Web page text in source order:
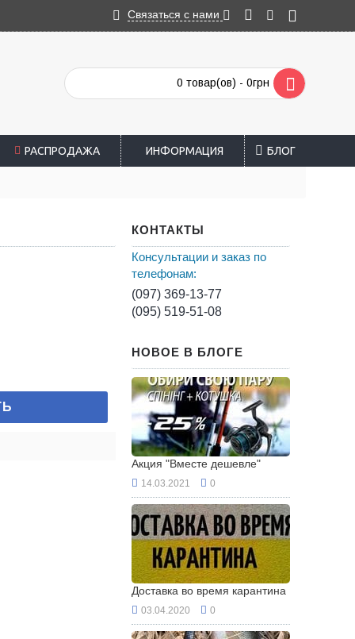
Связаться с нами
0 товар(ов) - 0грн
РАСПРОДАЖА ИНФОРМАЦИЯ БЛОГ
КОНТАКТЫ
Консультации и заказ по
телефонам:
(097) 369-13-77
(095) 519-51-08
НОВОЕ В БЛОГЕ
Акция "Вместе дешевле"
14.03.2021 0
Доставка во время карантина
03.04.2020 0